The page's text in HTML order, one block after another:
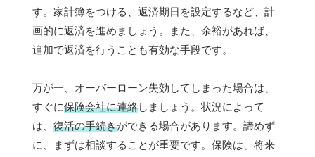
す。家計簿をつける、返済期日を設定するなど、計
画的に返済を進めましょう。また、余裕があれば、
追加で返済を行うことも有効な手段です。
万が一、オーバーローン失効してしまった場合は、
すぐに保険会社に連絡しましょう。状況によって
は、 復活の手続きができる場合があります。諦めず
に、まずは相談することが重要です。保険は、将来